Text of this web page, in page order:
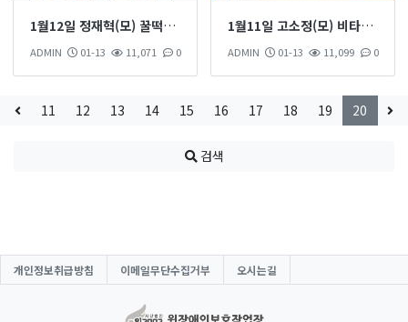
1월12일 정재혁(모) 꿀떡을 12개 후원 하셨습니다
ADMIN 01-13 11,071 0
1월11일 고소정(모) 비타500 1박스 후원 하셨습니다
ADMIN 01-13 11,099 0
11 12 13 14 15 16 17 18 19 20
검색
개인정보취급방침 이메일무단수집거부 오시는길